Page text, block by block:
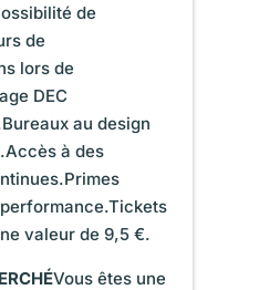
de
de
lors de
DEC
au design
à des
valeur de 9,5 €.
Vous êtes une